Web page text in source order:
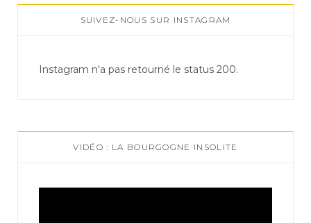
SUIVEZ-NOUS SUR INSTAGRAM
Instagram n'a pas retourné le status 200.
VIDÉO : LA BOURGOGNE INSOLITE